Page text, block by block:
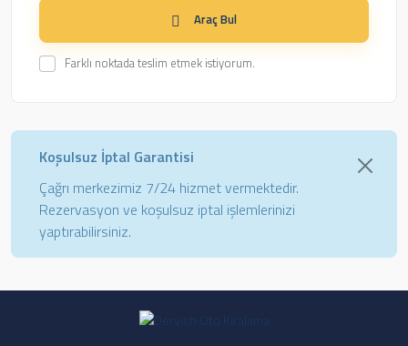
Araç Bul
Farklı noktada teslim etmek istiyorum.
Koşulsuz İptal Garantisi
Çağrı merkezimiz 7/24 hizmet vermektedir.
Rezervasyon ve koşulsuz iptal işlemlerinizi
yaptırabilirsiniz.